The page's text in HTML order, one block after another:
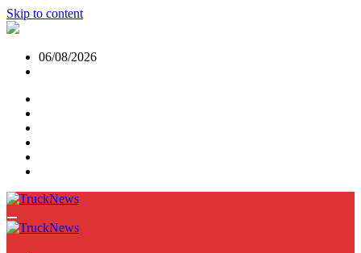
Skip to content
06/08/2026